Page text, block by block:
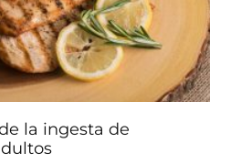
la ingesta de